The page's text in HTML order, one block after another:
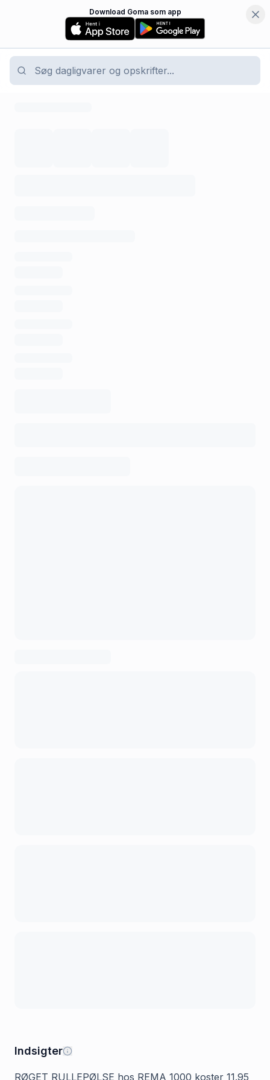
Download Goma som app
Indsigter
RØGET RULLEPØLSE hos REMA 1000 koster 11.95